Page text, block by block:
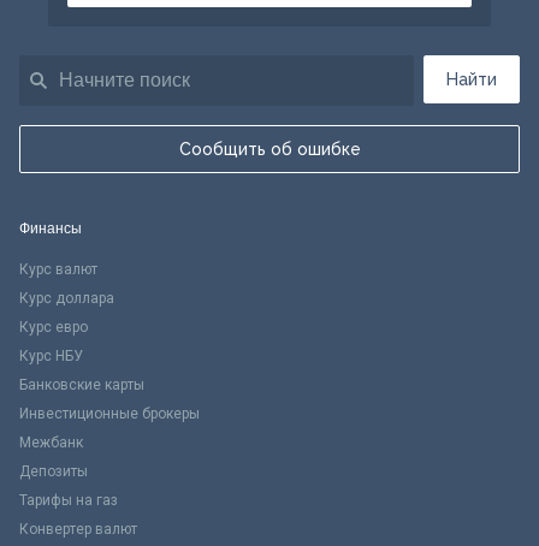
Найти
Сообщить об ошибке
Финансы
Курс валют
Курс доллара
Курс евро
Курс НБУ
Банковские карты
Инвестиционные брокеры
Межбанк
Депозиты
Тарифы на газ
Конвертер валют